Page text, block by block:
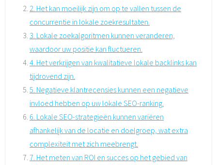
2. Het kan moeilijk zijn om op te vallen tussen de
concurrentie in lokale zoekresultaten.
3. Lokale zoekalgoritmen kunnen veranderen,
waardoor uw positie kan fluctueren.
4. Het verkrijgen van kwalitatieve lokale backlinks kan
tijdrovend zijn.
5. Negatieve klantrecensies kunnen een negatieve
invloed hebben op uw lokale SEO-ranking.
6. Lokale SEO-strategieën kunnen variëren
afhankelijk van de locatie en doelgroep, wat extra
complexiteit met zich meebrengt.
7. Het meten van ROI en succes op het gebied van